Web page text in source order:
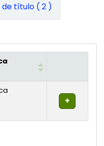
de título ( 2 )